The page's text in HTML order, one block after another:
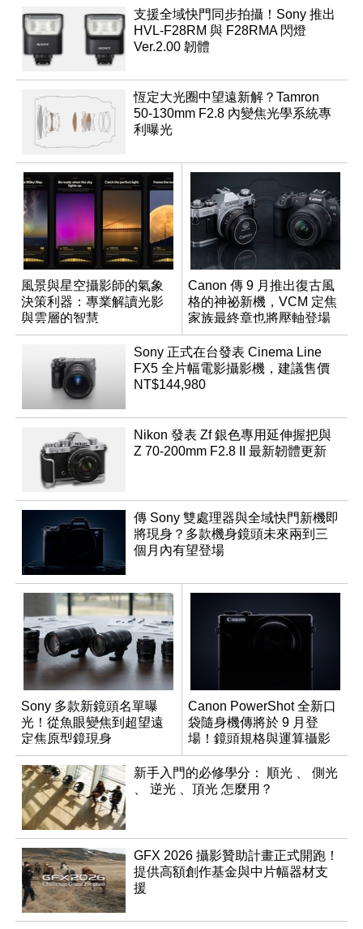
支援全域快門同步拍攝！Sony 推出
HVL-F28RM 與 F28RMA 閃燈
Ver.2.00 韌體
恆定大光圈中望遠新解？Tamron
50-130mm F2.8 內變焦光學系統專
利曝光
風景與星空攝影師的氣象
決策利器：專業解讀光影
與雲層的智慧
App「Atmos」登場
Canon 傳 9 月推出復古風
格的神祕新機，VCM 定焦
家族最終章也將壓軸登場
Sony 正式在台發表 Cinema Line
FX5 全片幅電影攝影機，建議售價
NT$144,980
Nikon 發表 Zf 銀色專用延伸握把與
Z 70-200mm F2.8 II 最新韌體更新
傳 Sony 雙處理器與全域快門新機即
將現身？多款機身鏡頭未來兩到三
個月內有望登場
Sony 多款新鏡頭名單曝
光！從魚眼變焦到超望遠
定焦原型鏡現身
Canon PowerShot 全新口
袋隨身機傳將於 9 月登
場！鏡頭規格與運算攝影
升級成為焦點
新手入門的必修學分： 順光 、 側光
、 逆光 、頂光 怎麼用？
GFX 2026 攝影贊助計畫正式開跑！
提供高額創作基金與中片幅器材支
援